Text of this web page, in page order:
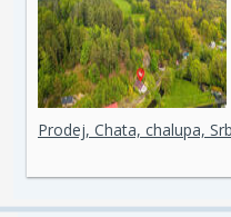
Prodej, Chata, chalupa,